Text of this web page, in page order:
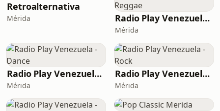
Retroalternativa
Mérida Radio Play Venezuela - Reggae
Mérida
Radio Play Venezuela - Dance
Mérida
Radio Play Venezuela - Rock
Mérida